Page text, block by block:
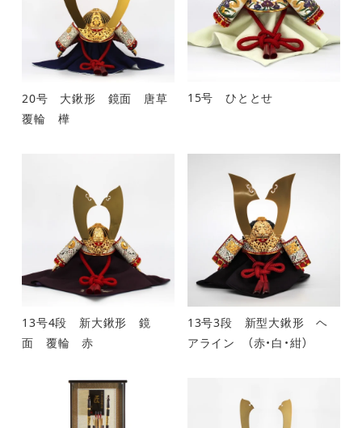
20号 大鍬形 鏡面 唐草
覆輪 樺
15号 ひととせ
13号4段 新大鍬形 鏡
面 覆輪 赤
13号3段 新型大鍬形 ヘ
アライン （赤・白・紺）